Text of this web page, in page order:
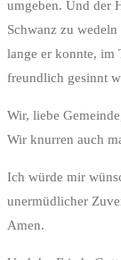
umgeben. Und der
Schwanz zu
lange er konnte, im
freundlich gesinnt
Wir, liebe
Wir knurren auch
Ich würde mir
unermüdlicher
Amen.